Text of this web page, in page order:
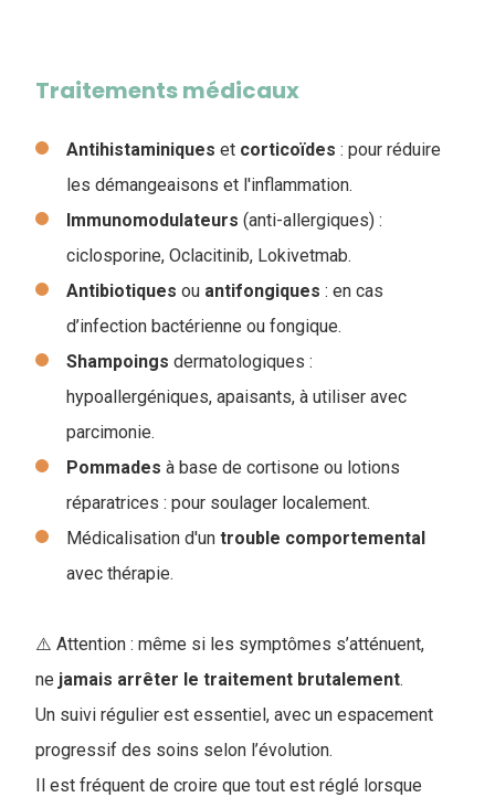
Traitements médicaux
Antihistaminiques et corticoïdes : pour réduire
les démangeaisons et l'inflammation.
Immunomodulateurs (anti-allergiques) :
ciclosporine, Oclacitinib, Lokivetmab.
Antibiotiques ou antifongiques : en cas
d’infection bactérienne ou fongique.
Shampoings dermatologiques :
hypoallergéniques, apaisants, à utiliser avec
parcimonie.
Pommades à base de cortisone ou lotions
réparatrices : pour soulager localement.
Médicalisation d'un trouble comportemental
avec thérapie.
⚠️ Attention : même si les symptômes s’atténuent,
ne jamais arrêter le traitement brutalement.
Un suivi régulier est essentiel, avec un espacement
progressif des soins selon l’évolution.
Il est fréquent de croire que tout est réglé lorsque